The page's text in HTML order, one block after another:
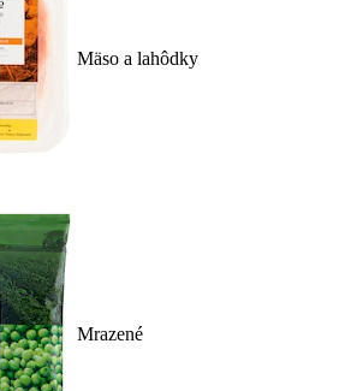
Mäso a lahôdky
Mrazené